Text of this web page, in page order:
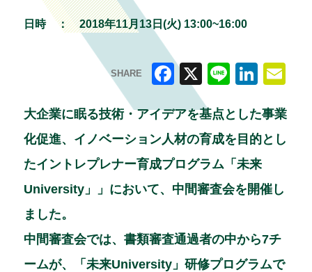
日時 ： 2018年11月13日(火) 13:00~16:00
SHARE
a
c
e
b
o
k
X
n
e
n
k
e
dI
m
ai
大企業に眠る技術・アイデアを基点とした事業
化促進、イノベーション人材の育成を目的とし
たイントレプレナー育成プログラム「未来
University」」において、中間審査会を開催し
ました。
中間審査会では、書類審査通過者の中から7チ
ームが、「未来University」研修プログラムで